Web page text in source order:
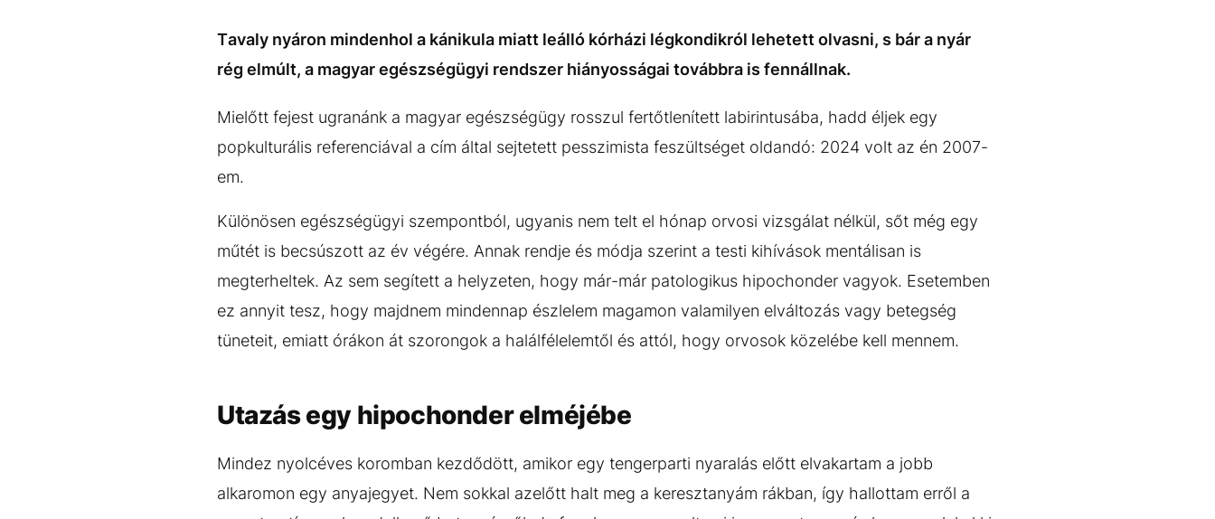
KvízMédiaajánlatImpresszum
Tavaly nyáron mindenhol a kánikula miatt leálló kórházi légkondikról lehetett olvasni, s bár a nyár
rég elmúlt, a magyar egészségügyi rendszer hiányosságai továbbra is fennállnak.
Mielőtt fejest ugranánk a magyar egészségügy rosszul fertőtlenített labirintusába, hadd éljek egy
popkulturális referenciával a cím által sejtetett pesszimista feszültséget oldandó: 2024 volt az én 2007-
em.
Különösen egészségügyi szempontból, ugyanis nem telt el hónap orvosi vizsgálat nélkül, sőt még egy
műtét is becsúszott az év végére. Annak rendje és módja szerint a testi kihívások mentálisan is
megterheltek. Az sem segített a helyzeten, hogy már-már patologikus hipochonder vagyok. Esetemben
ez annyit tesz, hogy majdnem mindennap észlelem magamon valamilyen elváltozás vagy betegség
tüneteit, emiatt órákon át szorongok a halálfélelemtől és attól, hogy orvosok közelébe kell mennem.
Utazás egy hipochonder elméjébe
Mindez nyolcéves koromban kezdődött, amikor egy tengerparti nyaralás előtt elvakartam a jobb
alkaromon egy anyajegyet. Nem sokkal azelőtt halt meg a keresztanyám rákban, így hallottam erről a